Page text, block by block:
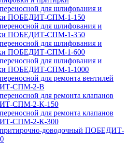
для шлифования и
ПОБЕДИТ-СПМ-1-150
для шлифования и
ПОБЕДИТ-СПМ-1-350
для шлифования и
ПОБЕДИТ-СПМ-1-600
для шлифования и
ПОБЕДИТ‑СПМ‑1-1000
для ремонта вентилей
для ремонта клапанов
150
для ремонта клапанов
СПМ-2-К-300
доводочный ПОБЕДИТ-